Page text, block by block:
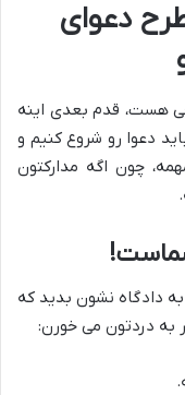
دعوای
هست، قدم بعدی اینه
دعوا رو شروع کنیم و
چون اگه مدارکتون
به دادگاه نشون بدید که
به دردتون می خورن: